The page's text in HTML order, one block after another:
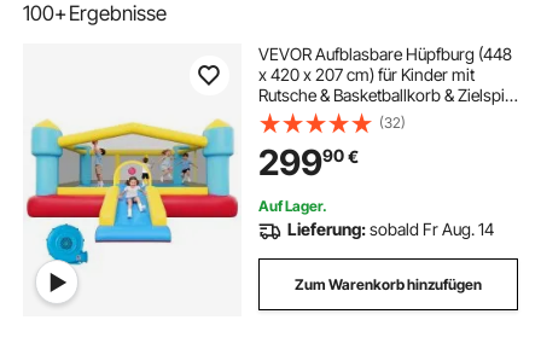
100+Ergebnisse
VEVOR Aufblasbare Hüpfburg (448
x 420 x 207 cm) für Kinder mit
Rutsche & Basketballkorb & Zielspiel
& Hüpfbereich, Bietet Platz für 3-4
Kinder (im Alter von 3-8 Jahren)
Outdoor Indoor Party
(32)
29990€
Auf Lager.
Lieferung:sobald Fr Aug. 14
Zum Warenkorb hinzufügen